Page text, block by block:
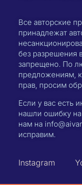
Все авторские
принадлежат
без разрешения
запрещено. По
предложениям,
прав, просим
Если у вас есть
нашли ошибку
нам на
исправим.
Instagram